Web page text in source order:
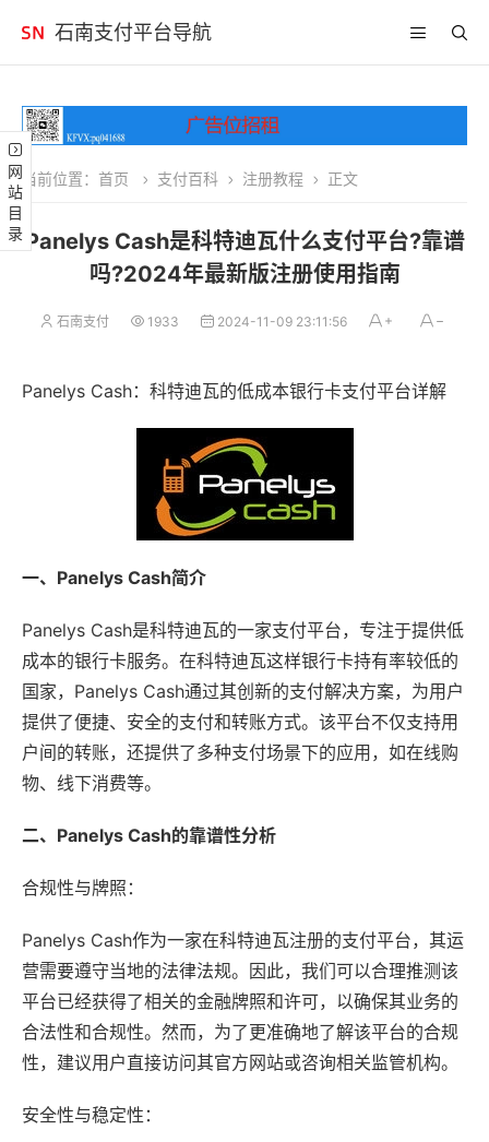
石南支付平台导航
网站目录 当前位置： 首页 支付百科 注册教程 正文
Panelys Cash是科特迪瓦什么支付平台?靠谱
吗?2024年最新版注册使用指南
石南支付 1933 2024-11-09 23:11:56
Panelys Cash：科特迪瓦的低成本银行卡支付平台详解
一、Panelys Cash简介
Panelys Cash是科特迪瓦的一家支付平台，专注于提供低
成本的银行卡服务。在科特迪瓦这样银行卡持有率较低的
国家，Panelys Cash通过其创新的支付解决方案，为用户
提供了便捷、安全的支付和转账方式。该平台不仅支持用
户间的转账，还提供了多种支付场景下的应用，如在线购
物、线下消费等。
二、Panelys Cash的靠谱性分析
合规性与牌照：
Panelys Cash作为一家在科特迪瓦注册的支付平台，其运
营需要遵守当地的法律法规。因此，我们可以合理推测该
平台已经获得了相关的金融牌照和许可，以确保其业务的
合法性和合规性。然而，为了更准确地了解该平台的合规
性，建议用户直接访问其官方网站或咨询相关监管机构。
安全性与稳定性：